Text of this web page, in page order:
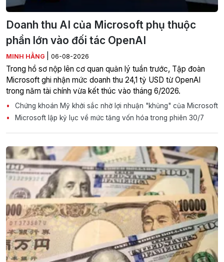
Doanh thu AI của Microsoft phụ thuộc
phần lớn vào đối tác OpenAI
MINH HẰNG 06-08-2026
Trong hồ sơ nộp lên cơ quan quản lý tuần trước, Tập đoàn
Microsoft ghi nhận mức doanh thu 24,1 tỷ USD từ OpenAI
trong năm tài chính vừa kết thúc vào tháng 6/2026.
Chứng khoán Mỹ khởi sắc nhờ lợi nhuận "khủng" của Microsoft
Microsoft lập kỷ lục về mức tăng vốn hóa trong phiên 30/7